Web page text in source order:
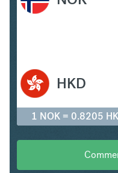
HKD
1 NOK = 0.8205